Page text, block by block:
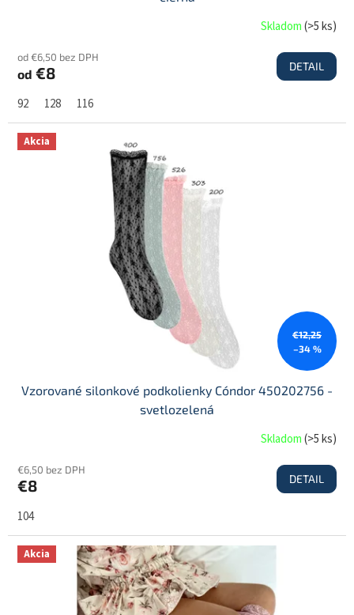
Skladom(>5 ks)
od €6,50 bez DPH
od €8 DETAIL
92 128 116
Akcia
€12,25
–34 %
Vzorované silonkové podkolienky Cóndor 450202756 -
svetlozelená
Skladom(>5 ks)
€6,50 bez DPH
€8 DETAIL
104
Akcia